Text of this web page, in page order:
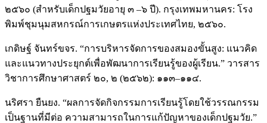
๒๕๖๐ (สำหรับเด็กปฐมวัยอายุ ๓ –๖ ปี). กรุงเทพมหานคร: โรง
พิมพ์ชุมนุมสหกรณ์การเกษตรแห่งประเทศไทย, ๒๕๖๐.
เกดิษฐ์ จันทร์ขจร. “การบริหารจัดการของสมองขั้นสูง: แนวคิด
และแนวทางประยุกต์เพื่อพัฒนาการเรียนรู้ของผู้เรียน.” วารสาร
วิชาการศึกษาศาสตร์ ๒๐, ๒ (๒๕๖๒): ๑๑๓–๑๑๔.
นริศรา ยืนยง. “ผลการจัดกิจกรรมการเรียนรู้โดยใช้วรรณกรรม
เป็นฐานที่มีต่อ ความสามารถในการแก้ปัญหาของเด็กปฐมวัย.”